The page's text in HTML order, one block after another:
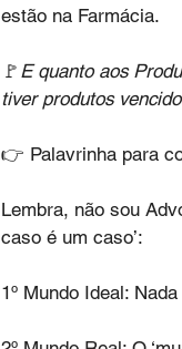
estão na Farmácia.
🚩 E quanto aos
tiver produtos
👉 Palavrinha para
Lembra, não sou
caso é um caso’:
1º Mundo Ideal: